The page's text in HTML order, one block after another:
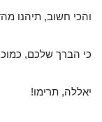
והכי חשוב, תיהנו
כי הברך שלכם,
יאללה, תרימו!